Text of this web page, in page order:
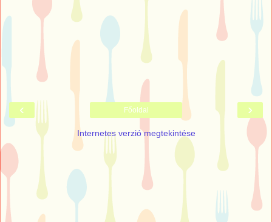
‹ ›
Főoldal
Internetes verzió megtekintése